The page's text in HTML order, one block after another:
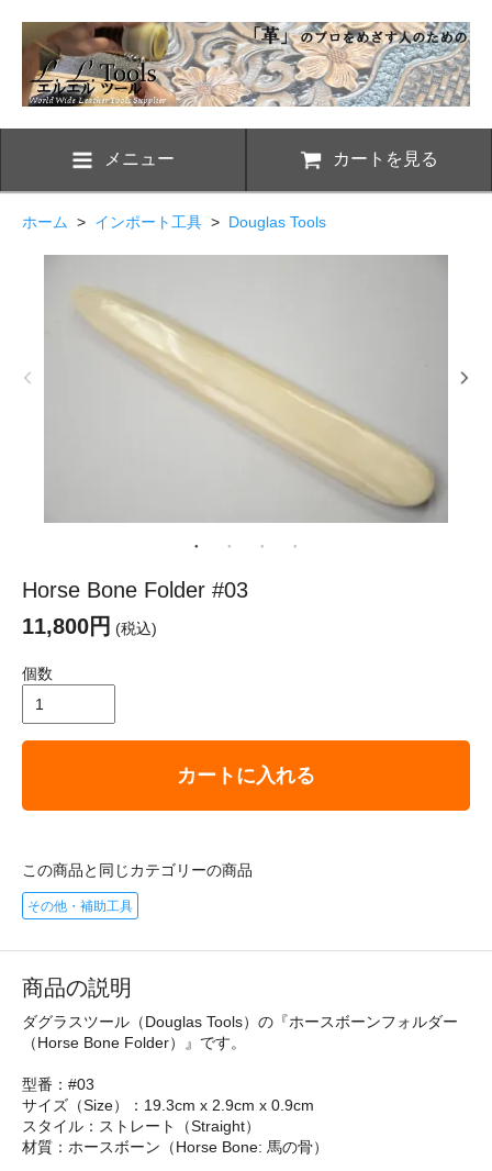
メニュー カートを見る
ホーム > インポート工具 > Douglas Tools
Horse Bone Folder #03
11,800円 (税込)
個数
カートに入れる
この商品と同じカテゴリーの商品
その他・補助工具
商品の説明
ダグラスツール（Douglas Tools）の『ホースボーンフォルダー
（Horse Bone Folder）』です。
型番：#03
サイズ（Size）：19.3cm x 2.9cm x 0.9cm
スタイル：ストレート（Straight）
材質：ホースボーン（Horse Bone: 馬の骨）